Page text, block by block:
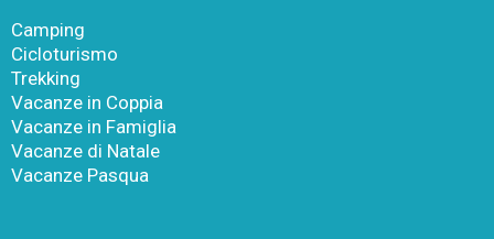
Camping
Cicloturismo
Trekking
Vacanze in Coppia
Vacanze in Famiglia
Vacanze di Natale
Vacanze Pasqua